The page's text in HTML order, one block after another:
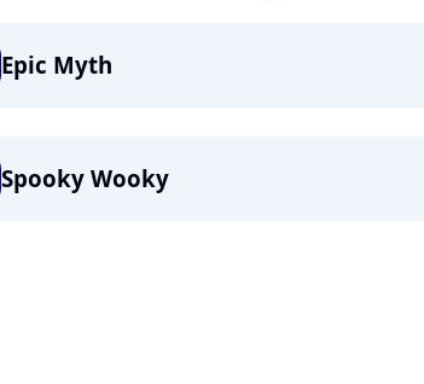
Epic Myth
Spooky Wooky